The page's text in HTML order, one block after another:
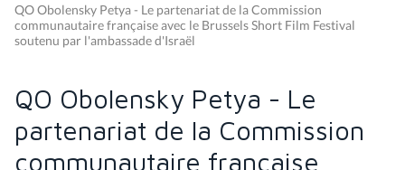
QO Obolensky Petya - Le partenariat de la Commission
communautaire française avec le Brussels Short Film Festival
soutenu par l'ambassade d'Israël
QO Obolensky Petya - Le
partenariat de la Commission
communautaire française